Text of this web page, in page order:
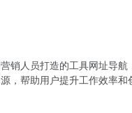
销人员打造的工具网址导航
，帮助用户提升工作效率和